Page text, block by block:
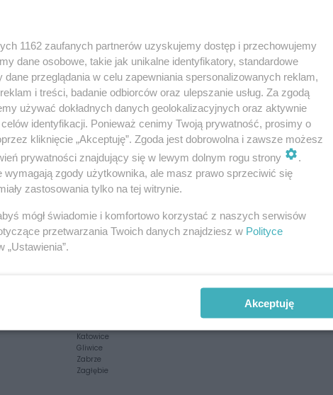
Twojemiasto
Katowice
Gliwice
Zabrze
Zagłębie
Skontaktuj się
Newsletter
Reklama
1162 zaufanych partnerów uzyskujemy dostęp i przechowujemy
dane osobowe, takie jak unikalne identyfikatory, standardowe
przeglądania w celu zapewniania spersonalizowanych reklam,
i treści, badanie odbiorców oraz ulepszanie usług. Za zgodą
używać dokładnych danych geolokalizacyjnych oraz aktywnie
identyfikacji. Ponieważ cenimy Twoją prywatność, prosimy o
kliknięcie „Akceptuję”. Zgoda jest dobrowolna i zawsze możesz
prywatności znajdujący się w lewym dolnym rogu strony
.
wymagają zgody użytkownika, ale masz prawo sprzeciwić się
zastosowania tylko na tej witrynie.
mógł świadomie i komfortowo korzystać z naszych serwisów
przetwarzania Twoich danych znajdziesz w Polityce
„Ustawienia”.
Akceptuję